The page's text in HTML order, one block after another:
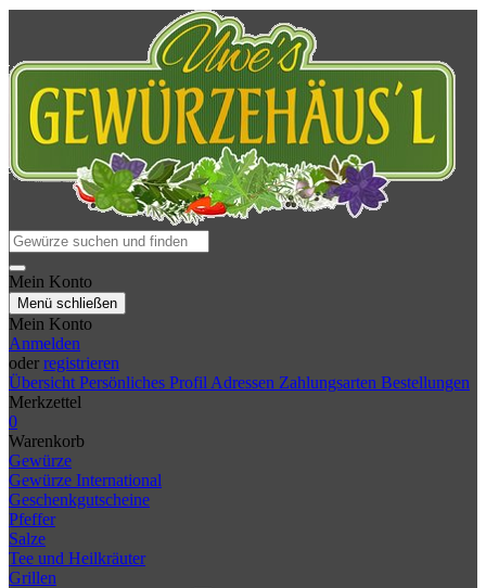
Mein Konto
Menü schließen
Mein Konto
Anmelden
oder registrieren
Übersicht Persönliches Profil Adressen Zahlungsarten Bestellungen
Merkzettel
0
Warenkorb
Gewürze
Gewürze International
Geschenkgutscheine
Pfeffer
Salze
Tee und Heilkräuter
Grillen